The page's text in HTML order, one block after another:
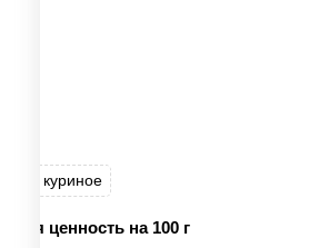
яйцо куриное
ценность на 100 г